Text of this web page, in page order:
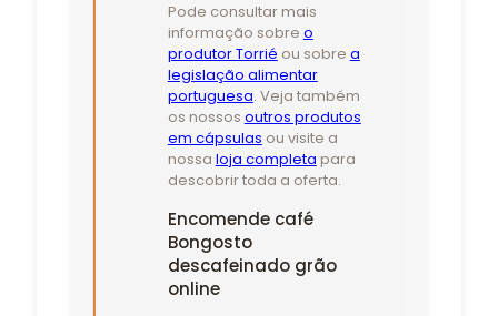
Pode consultar mais
informação sobre o
produtor Torrié ou sobre a
legislação alimentar
portuguesa. Veja também
os nossos outros produtos
em cápsulas ou visite a
nossa loja completa para
descobrir toda a oferta.
Encomende café
Bongosto
descafeinado grão
online